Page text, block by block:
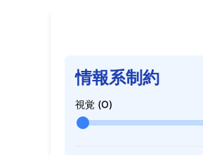
情報系制約
視覚 (O)